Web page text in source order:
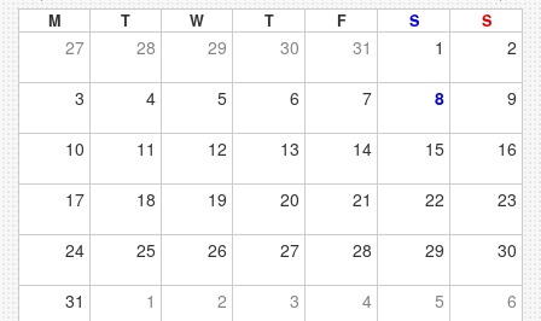
M T W T F S S
27 28 29 30 31 1 2
3 4 5 6 7 8 9
10 11 12 13 14 15 16
17 18 19 20 21 22 23
24 25 26 27 28 29 30
31 1 2 3 4 5 6